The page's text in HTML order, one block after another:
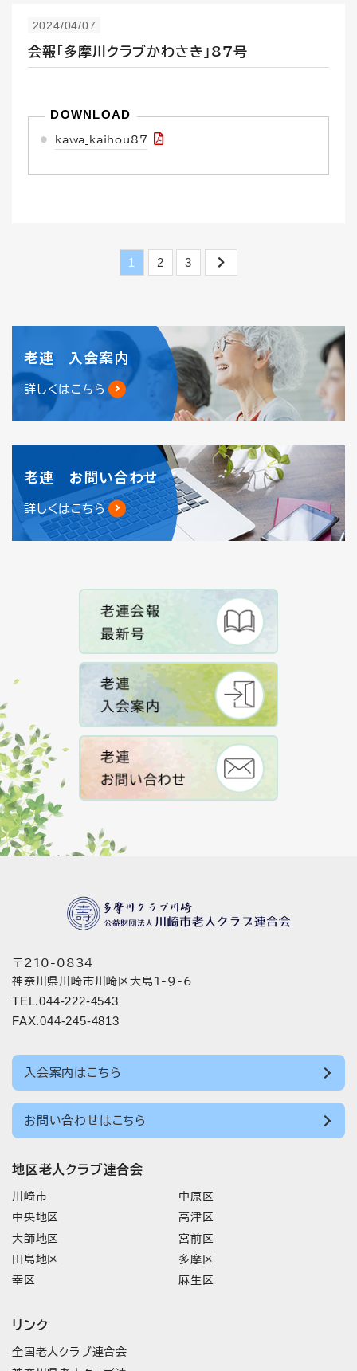
2024/04/07
会報「多摩川クラブかわさき」87号
kawa_kaihou87
1 2 3
老連 入会案内
詳しくはこちら
老連 お問い合わせ
詳しくはこちら
〒210-0834
神奈川県川崎市川崎区大島1-9-6
TEL.044-222-4543
FAX.044-245-4813
入会案内はこちら
お問い合わせはこちら
地区老人クラブ連合会
川崎市
中央地区
大師地区
田島地区
幸区
中原区
高津区
宮前区
多摩区
麻生区
リンク
全国老人クラブ連合会